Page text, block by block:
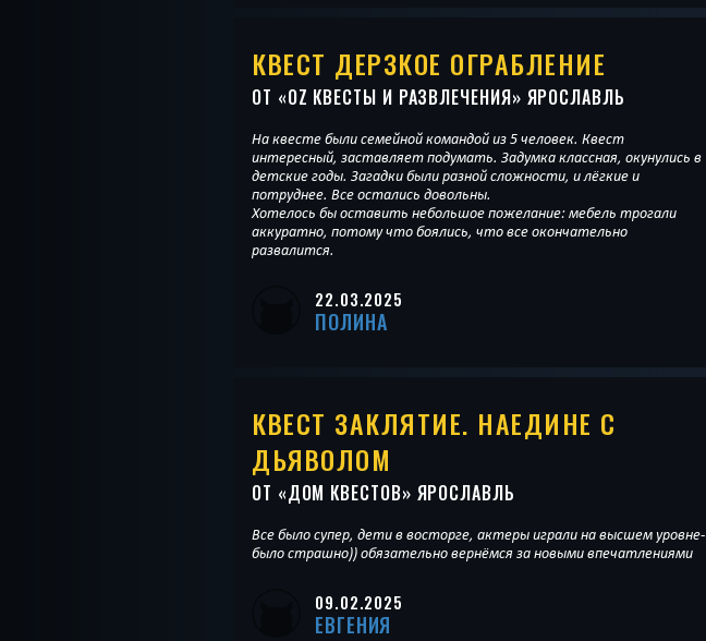
КВЕСТ ДЕРЗКОЕ ОГРАБЛЕНИЕ
ОТ «OZ КВЕСТЫ И РАЗВЛЕЧЕНИЯ» ЯРОСЛАВЛЬ
На квесте были семейной командой из 5 человек. Квест
интересный, заставляет подумать. Задумка классная, окунулись в
детские годы. Загадки были разной сложности, и лёгкие и
потруднее. Все остались довольны.
Хотелось бы оставить небольшое пожелание: мебель трогали
аккуратно, потому что боялись, что все окончательно
развалится.
22.03.2025
ПОЛИНА
КВЕСТ ЗАКЛЯТИЕ. НАЕДИНЕ С
ДЬЯВОЛОМ
ОТ «ДОМ КВЕСТОВ» ЯРОСЛАВЛЬ
Все было супер, дети в восторге, актеры играли на высшем уровне-
было страшно)) обязательно вернёмся за новыми впечатлениями
09.02.2025
ЕВГЕНИЯ